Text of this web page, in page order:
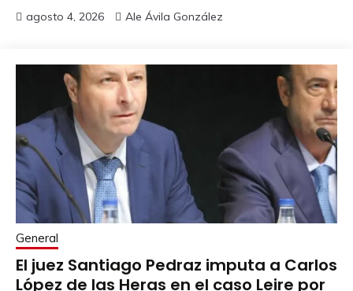
agosto 4, 2026 Ale Ávila González
General
El juez Santiago Pedraz imputa a Carlos
López de las Heras en el caso Leire por